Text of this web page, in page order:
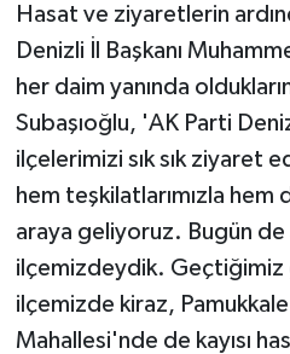
Hasat ve ziyaretlerin
Denizli İl Başkanı
her daim yanında
Subaşıoğlu, 'AK Parti
ilçelerimizi sık sık ziyaret
hem teşkilatlarımızla
araya geliyoruz. Bugün de
ilçemizdeydik. Geçtiğimiz
ilçemizde kiraz,
Mahallesi'nde de kayısı